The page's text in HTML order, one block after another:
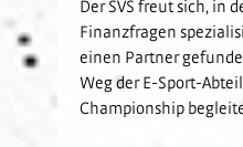
Hospitality
Sponsoring
Partner-Events
U12
Förderteam
Der SVS freut sich, in
Finanzfragen
einen Partner
Weg der E-Sport-
Championship